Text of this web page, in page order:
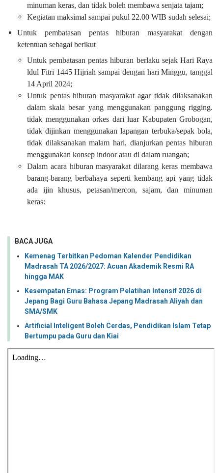
minuman keras, dan tidak boleh membawa senjata tajam;
Kegiatan maksimal sampai pukul 22.00 WIB sudah selesai;
Untuk pembatasan pentas hiburan masyarakat dengan
ketentuan sebagai berikut
Untuk pembatasan pentas hiburan berlaku sejak Hari Raya
ldul Fitri 1445 Hijriah sampai dengan hari Minggu, tanggal
14 April 2024;
Untuk pentas hiburan masyarakat agar tidak dilaksanakan
dalam skala besar yang menggunakan panggung rigging.
tidak menggunakan orkes dari luar Kabupaten Grobogan,
tidak dijinkan menggunakan lapangan terbuka/sepak bola,
tidak dilaksanakan malam hari, dianjurkan pentas hiburan
menggunakan konsep indoor atau di dalam ruangan;
Dalam acara hiburan masyarakat dilarang keras membawa
barang-barang berbahaya seperti kembang api yang tidak
ada ijin khusus, petasan/mercon, sajam, dan minuman
keras:
BACA JUGA
Kemenag Terbitkan Pedoman Kalender Pendidikan
Madrasah TA 2026/2027: Acuan Akademik Resmi RA
hingga MAK
Kesempatan Emas: Program Pelatihan Intensif 2026 di
Jepang Bagi Guru Bahasa Jepang Madrasah Aliyah dan
SMA/SMK
Artificial Inteligent Boleh Cerdas, Pendidikan Islam Tetap
Bertumpu pada Guru dan Kiai